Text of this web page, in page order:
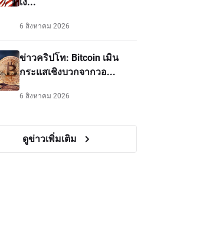
6 สิงหาคม 2026
ข่าวคริปโท: Bitcoin เมิน
กระแสเชิงบวกจากวอ...
6 สิงหาคม 2026
ดูข่าวเพิ่มเติม